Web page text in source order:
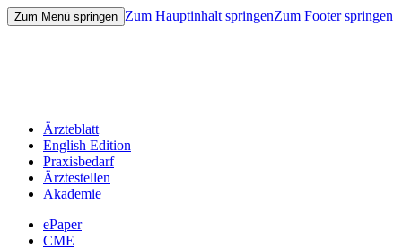
Zum Menü springen Zum Hauptinhalt springenZum Footer springen
Ärzteblatt
English Edition
Praxisbedarf
Ärztestellen
Akademie
ePaper
CME